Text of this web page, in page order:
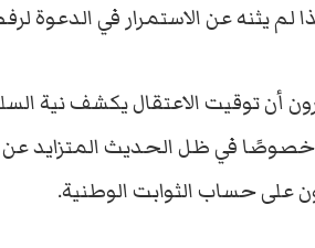
لم يثنه عن الاستمرار في الدعوة
أن توقيت الاعتقال يكشف نية
في ظل الحديث المتزايد عن
على حساب الثوابت الوطنية.